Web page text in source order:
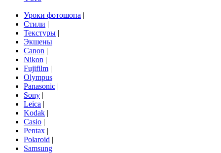
Уроки фотошопа |
Стили |
Текстуры |
Экшены |
Canon |
Nikon |
Fujifilm |
Olympus |
Panasonic |
Sony |
Leica |
Kodak |
Casio |
Pentax |
Polaroid |
Samsung